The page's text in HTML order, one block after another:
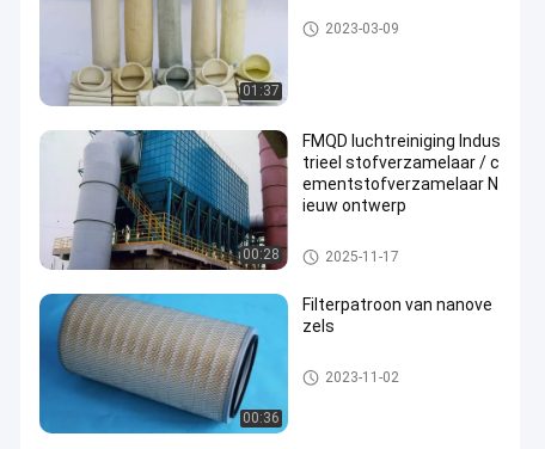
01:37
Stofopvangfilterzakken
2023-03-09
00:28
FMQD luchtreiniging Indus
trieel stofverzamelaar / c
ementstofverzamelaar N
ieuw ontwerp
Industriële stofafscheider
2025-11-17
00:36
Filterpatroon van nanove
zels
Stofopvangfilterzakken
2023-11-02